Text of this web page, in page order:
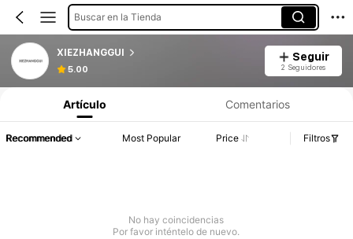
Buscar en la Tienda
XIEZHANGGUI
5.00
Seguir
2 Seguidores
Artículo Comentarios
Recommended Most Popular Price Filtros
No hay coincidencias
Por favor inténtelo de nuevo.